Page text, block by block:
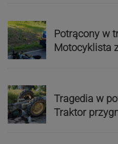
Potrącony w
Motocyklista
Tragedia w
Traktor